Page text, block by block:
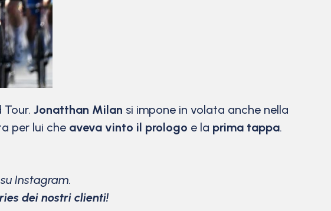
Tour. Jonatthan Milan si impone in volata anche nella
per lui che aveva vinto il prologo e la prima tappa.
Instagram.
dei nostri clienti!